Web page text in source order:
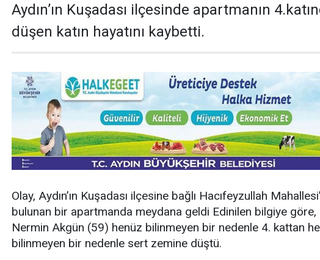
Aydın’ın Kuşadası ilçesinde apartmanın
düşen katın hayatını kaybetti.
Olay, Aydın’ın Kuşadası ilçesine bağlı Hacıfeyzullah
bulunan bir apartmanda meydana geldi Edinilen bilgiye göre,
Nermin Akgün (59) henüz bilinmeyen bir nedenle 4. kattan
bilinmeyen bir nedenle sert zemine düştü.